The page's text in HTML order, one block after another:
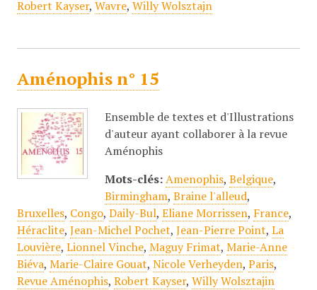
Robert Kayser, Wavre, Willy Wolsztajn
Aménophis n° 15
Ensemble de textes et d'Illustrations
d'auteur ayant collaborer à la revue
Aménophis
Mots-clés: Amenophis, Belgique,
Birmingham, Braine l'alleud,
Bruxelles, Congo, Daily-Bul, Eliane Morrissen, France,
Héraclite, Jean-Michel Pochet, Jean-Pierre Point, La
Louvière, Lionnel Vinche, Maguy Frimat, Marie-Anne
Biéva, Marie-Claire Gouat, Nicole Verheyden, Paris,
Revue Aménophis, Robert Kayser, Willy Wolsztajin